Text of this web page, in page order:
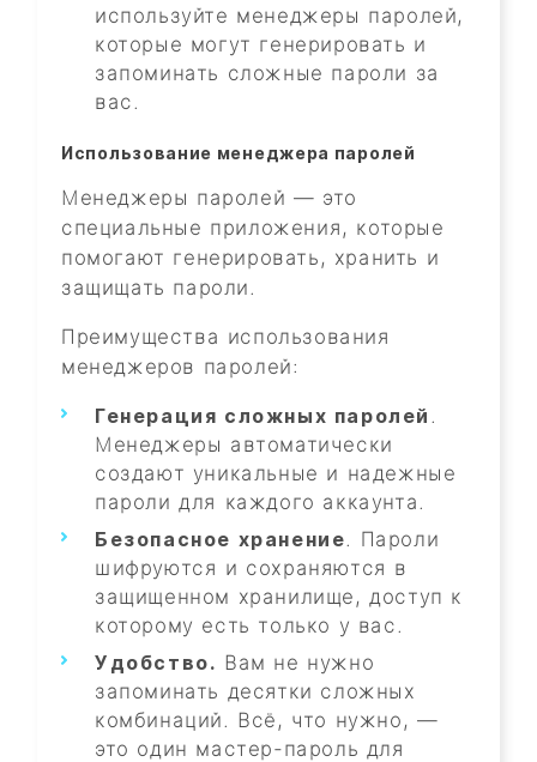
используйте менеджеры паролей,
которые могут генерировать и
запоминать сложные пароли за
вас.
Использование менеджера паролей
Менеджеры паролей — это
специальные приложения, которые
помогают генерировать, хранить и
защищать пароли.
Преимущества использования
менеджеров паролей:
Генерация сложных паролей .
Менеджеры автоматически
создают уникальные и надежные
пароли для каждого аккаунта.
Безопасное хранение. Пароли
шифруются и сохраняются в
защищенном хранилище, доступ к
которому есть только у вас.
Удобство. Вам не нужно
запоминать десятки сложных
комбинаций. Всё, что нужно, —
это один мастер-пароль для